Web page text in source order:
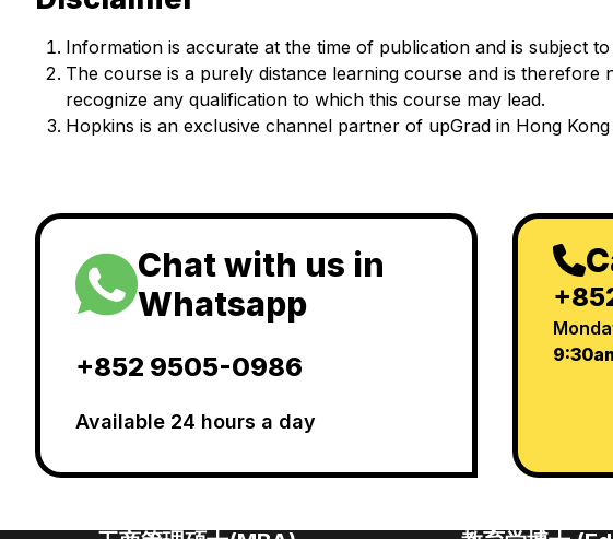
Information is accurate at the time of publication and is subject to
The course is a purely distance learning course and is
recognize any qualification to which this course may lead.
Hopkins is an exclusive channel partner of upGrad in Hong
Chat with us in
Whatsapp
+852 9505-0986
Available 24 hours a day